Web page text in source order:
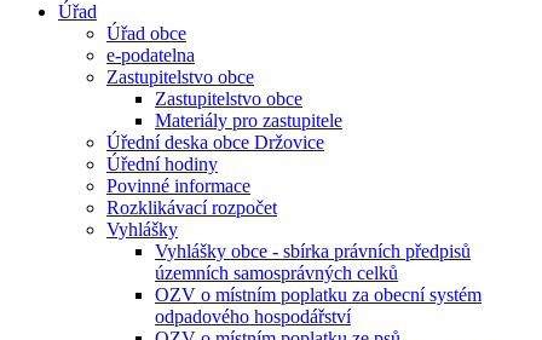
Úřad
Úřad obce
e-podatelna
Zastupitelstvo obce
Zastupitelstvo obce
Materiály pro zastupitele
Úřední deska obce Držovice
Úřední hodiny
Povinné informace
Rozklikávací rozpočet
Vyhlášky
Vyhlášky obce - sbírka právních předpisů
územních samosprávných celků
OZV o místním poplatku za obecní systém
odpadového hospodářství